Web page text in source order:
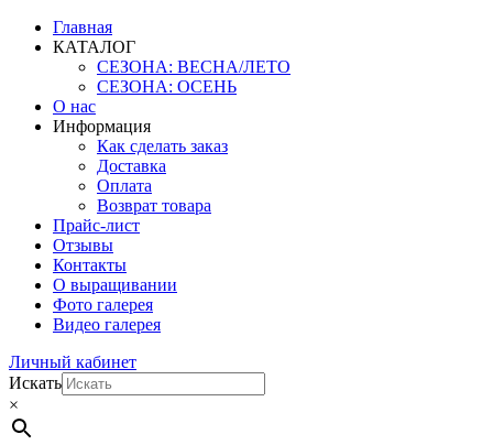
Главная
КАТАЛОГ
СЕЗОНА: ВЕСНА/ЛЕТО
СЕЗОНА: ОСЕНЬ
О нас
Информация
Как сделать заказ
Доставка
Оплата
Возврат товара
Прайс-лист
Отзывы
Контакты
О выращивании
Фото галерея
Видео галерея
Личный кабинет
Искать
×